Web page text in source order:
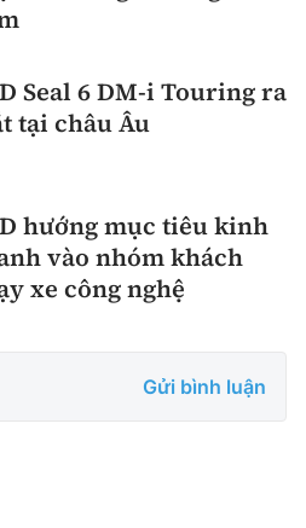
Seal 6 DM-i Touring ra
tại châu Âu
hướng mục tiêu kinh
vào nhóm khách
xe công nghệ
Gửi bình luận